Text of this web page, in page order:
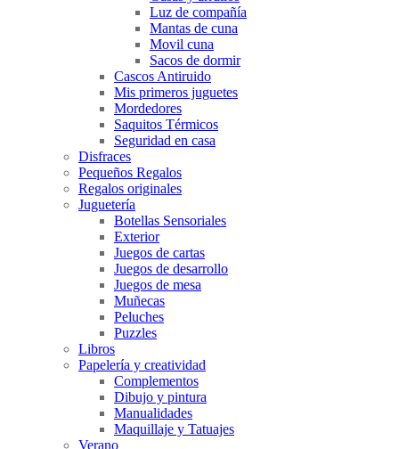
Luz de compañía
Mantas de cuna
Movil cuna
Sacos de dormir
Cascos Antiruido
Mis primeros juguetes
Mordedores
Saquitos Térmicos
Seguridad en casa
Disfraces
Pequeños Regalos
Regalos originales
Juguetería
Botellas Sensoriales
Exterior
Juegos de cartas
Juegos de desarrollo
Juegos de mesa
Muñecas
Peluches
Puzzles
Libros
Papelería y creatividad
Complementos
Dibujo y pintura
Manualidades
Maquillaje y Tatuajes
Verano